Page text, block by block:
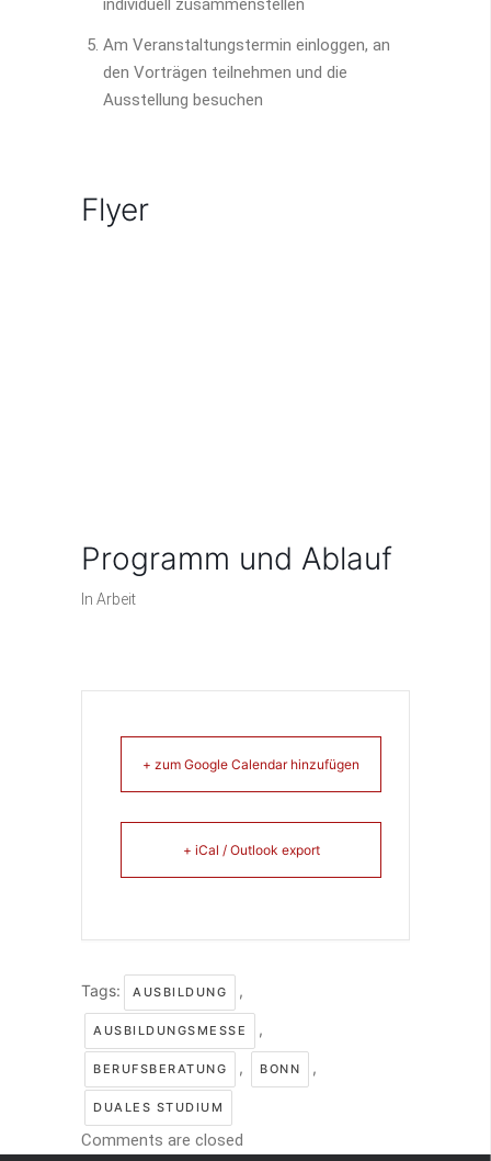
individuell zusammenstellen
Am Veranstaltungstermin einloggen, an
den Vorträgen teilnehmen und die
Ausstellung besuchen
Flyer
Programm und Ablauf
In Arbeit
+ zum Google Calendar hinzufügen
+ iCal / Outlook export
Tags: AUSBILDUNG ,
AUSBILDUNGSMESSE ,
BERUFSBERATUNG , BONN ,
DUALES STUDIUM
Comments are closed